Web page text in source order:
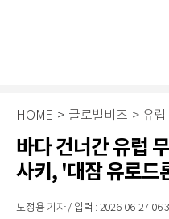
HOME > 글로벌비즈 > 유럽
바다 건너간 유럽
사키, '대잠 유로드
노정용 기자 / 입력 : 2026-06-27